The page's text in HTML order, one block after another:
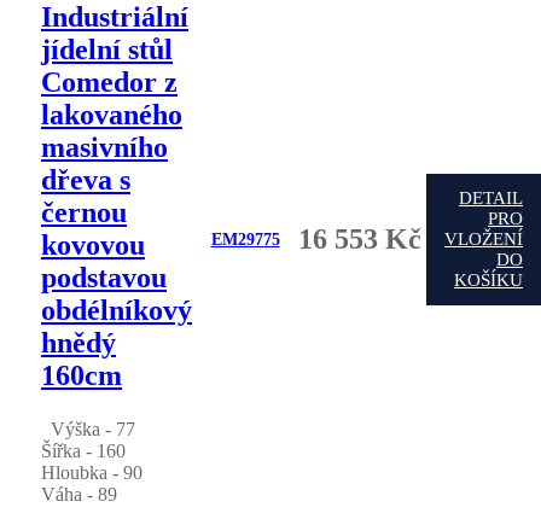
Industriální
jídelní stůl
Comedor z
lakovaného
masivního
dřeva s
černou
kovovou
podstavou
obdélníkový
hnědý
160cm
Výška - 77
Šířka - 160
Hloubka - 90
Váha - 89
EM29775 16 553 Kč
DETAIL
PRO
VLOŽENÍ
DO
KOŠÍKU